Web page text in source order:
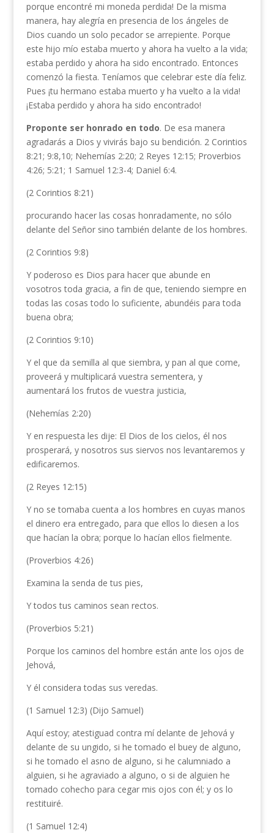
porque encontré mi moneda perdida! De la misma
manera, hay alegría en presencia de los ángeles de
Dios cuando un solo pecador se arrepiente. Porque
este hijo mío estaba muerto y ahora ha vuelto a la vida;
estaba perdido y ahora ha sido encontrado. Entonces
comenzó la fiesta. Teníamos que celebrar este día feliz.
Pues ¡tu hermano estaba muerto y ha vuelto a la vida!
¡Estaba perdido y ahora ha sido encontrado!
Proponte ser honrado en todo. De esa manera
agradarás a Dios y vivirás bajo su bendición. 2 Corintios
8:21; 9:8,10; Nehemías 2:20; 2 Reyes 12:15; Proverbios
4:26; 5:21; 1 Samuel 12:3-4; Daniel 6:4.
(2 Corintios 8:21)
procurando hacer las cosas honradamente, no sólo
delante del Señor sino también delante de los hombres.
(2 Corintios 9:8)
Y poderoso es Dios para hacer que abunde en
vosotros toda gracia, a fin de que, teniendo siempre en
todas las cosas todo lo suficiente, abundéis para toda
buena obra;
(2 Corintios 9:10)
Y el que da semilla al que siembra, y pan al que come,
proveerá y multiplicará vuestra sementera, y
aumentará los frutos de vuestra justicia,
(Nehemías 2:20)
Y en respuesta les dije: El Dios de los cielos, él nos
prosperará, y nosotros sus siervos nos levantaremos y
edificaremos.
(2 Reyes 12:15)
Y no se tomaba cuenta a los hombres en cuyas manos
el dinero era entregado, para que ellos lo diesen a los
que hacían la obra; porque lo hacían ellos fielmente.
(Proverbios 4:26)
Examina la senda de tus pies,
Y todos tus caminos sean rectos.
(Proverbios 5:21)
Porque los caminos del hombre están ante los ojos de
Jehová,
Y él considera todas sus veredas.
(1 Samuel 12:3) (Dijo Samuel)
Aquí estoy; atestiguad contra mí delante de Jehová y
delante de su ungido, si he tomado el buey de alguno,
si he tomado el asno de alguno, si he calumniado a
alguien, si he agraviado a alguno, o si de alguien he
tomado cohecho para cegar mis ojos con él; y os lo
restituiré.
(1 Samuel 12:4)